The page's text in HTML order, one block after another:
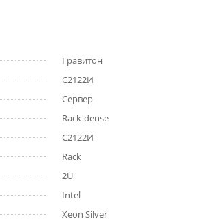
Гравитон
С2122И
Сервер
Rack-dense
С2122И
Rack
2U
Intel
Xeon Silver